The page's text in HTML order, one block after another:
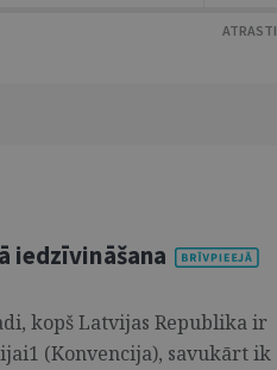
ATRASTI
iedzīvināšana
kopš Latvijas Republika ir
(Konvencija), savukārt ik